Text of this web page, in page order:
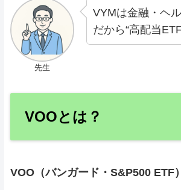
先生
VYMは金融・ヘ
だから“高配当
VOOとは？
VOO（バンガード・S&P500 ETF）